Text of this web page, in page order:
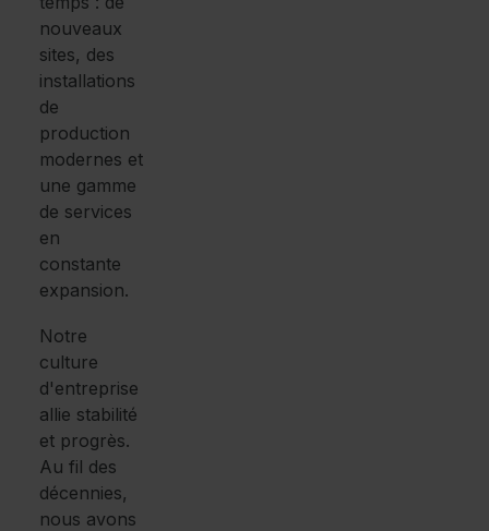
nouveaux
sites, des
installations
de
production
modernes et
une gamme
de services
en
constante
expansion.
Notre
culture
d'entreprise
allie stabilité
et progrès.
Au fil des
décennies,
nous avons